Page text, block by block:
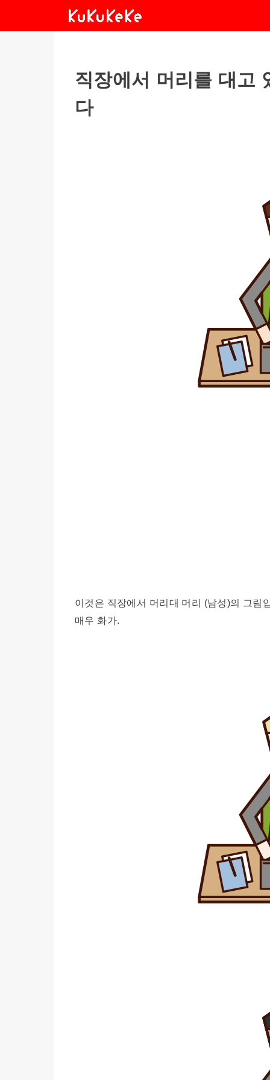
직장에서 머리를 대고
다
이것은 직장에서 머리대 머리 (남성)의 그림
매우 화가.